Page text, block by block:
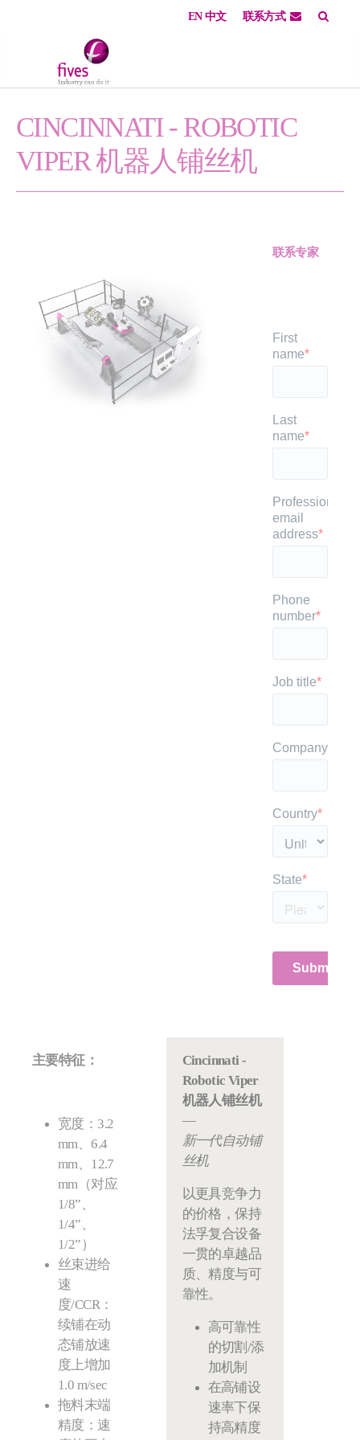
EN 中文 联系方式
CINCINNATI - ROBOTIC
VIPER机器人铺丝机
联系专家
主要特征：
宽度：3.2
mm、6.4
mm、12.7
mm（对应
1/8”、
1/4”、
1/2”）
丝束进给
速
度/CCR：
续铺在动
态铺放速
度上增加
1.0 m/sec
拖料末端
精度：速
Cincinnati -
Robotic Viper
机器人铺丝机
—
新一代自动铺
丝机
以更具竞争力
的价格，保持
法孚复合设备
一贯的卓越品
质、精度与可
靠性。
高可靠性
的切割/添
加机制
在高铺设
速率下保
持高精度